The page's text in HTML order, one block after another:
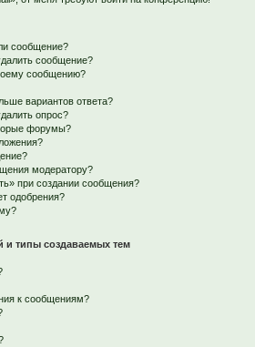
сообщение?
сообщение?
сообщению?
вариантов ответа?
опрос?
форумы?
модератору?
при создании сообщения?
одобрения?
типы создаваемых тем
к сообщениям?